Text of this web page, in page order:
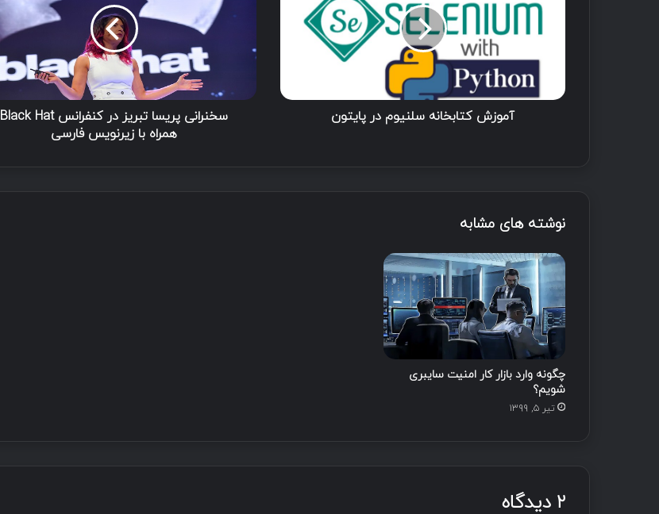
آموزش کتابخانه سلنیوم در پایتون
سخنرانی پریسا تبریز در کنفرانس Black Hat
همراه با زیرنویس فارسی
نوشته های مشابه
چگونه وارد بازار کار امنیت سایبری
شویم؟
تیر ۵, ۱۳۹۹
۲ دیدگاه